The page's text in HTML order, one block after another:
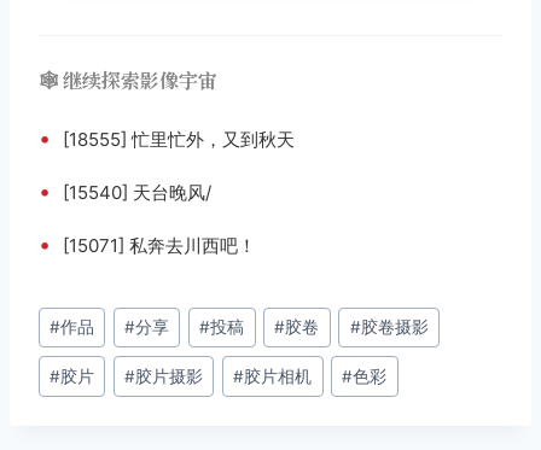
🕸️ 继续探索影像宇宙
• [18555] 忙里忙外，又到秋天
• [15540] 天台晚风/
• [15071] 私奔去川西吧！
文
章
标
#作品 #分享 #投稿 #胶卷 #胶卷摄影
#胶片 #胶片摄影 #胶片相机 #色彩